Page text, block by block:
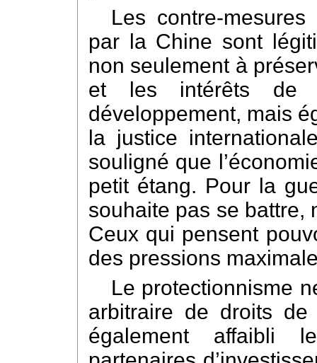
Les contre-
par la Chine sont
non seulement à
et les intérêts de
développement, mais
la justice
souligné que
petit étang. Pour la
souhaite pas se battre,
Ceux qui pensent
des pressions
Le protectionnisme
arbitraire de droits
également affaibli